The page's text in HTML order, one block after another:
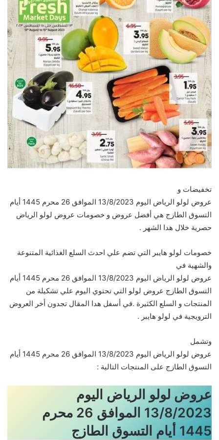
تخفيضات و
عروض لولو الرياض اليوم 13/8/2023 الموافق 26 محرم 1445 أيام
التسوق الطازج هي أفضل عروض و خصومات عروض لولو الرياض
حصرية خلال هدا الشهر .
خصومات لولو هايبر التي تضم علي احدث السلع الغذائية المتنوعة
والشهية في
عروض لولو الرياض اليوم 13/8/2023 الموافق 26 محرم 1445 أيام
التسوق الطازج عروض لولو التي تحتوي اليوم علي تشكيلة من
المنتجات و السلع الكثيرة .في أسفل هدا المقال تجدون أخر العروض
الترويجية في لولو هايبر .
وتشمل
عروض لولو الرياض اليوم 13/8/2023 الموافق 26 محرم 1445 أيام
التسوق الطازج على المنتجات التالية :
عروض لولو الرياض اليوم
13/8/2023 الموافق 26 محرم
1445 أيام التسوق الطازج